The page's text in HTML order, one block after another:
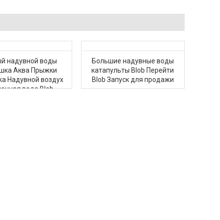
надувной воды
Аква Прыжки
Надувной воздух
вода Blob
Большие надувные воды
катапульты Blob Перейти
Blob Запуск для продажи